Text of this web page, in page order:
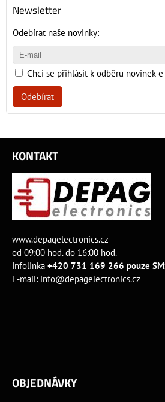
Newsletter
Odebírat naše novinky:
Chci se přihlásit k odběru novinek
Odebírat
KONTAKT
www.depagelectronics.cz
od 09:00 hod. do 16:00 hod.
Infolinka +420 731 169 266 pouze
E-mail: info@depagelectronics.cz
OBJEDNÁVKY